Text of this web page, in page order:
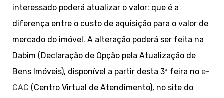
interessado poderá atualizar o valor: que é a
diferença entre o custo de aquisição para o valor de
mercado do imóvel. A alteração poderá ser feita na
Dabim (Declaração de Opção pela Atualização de
Bens Imóveis), disponível a partir desta 3ª feira no e-
CAC (Centro Virtual de Atendimento), no site do